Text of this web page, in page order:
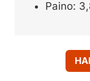
Paino: